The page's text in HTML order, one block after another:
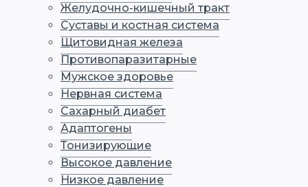
Желудочно-кишечный тракт
Суставы и костная система
Щитовидная железа
Противопаразитарные
Мужское здоровье
Нервная система
Сахарный диабет
Адаптогены
Тонизирующие
Высокое давление
Низкое давление